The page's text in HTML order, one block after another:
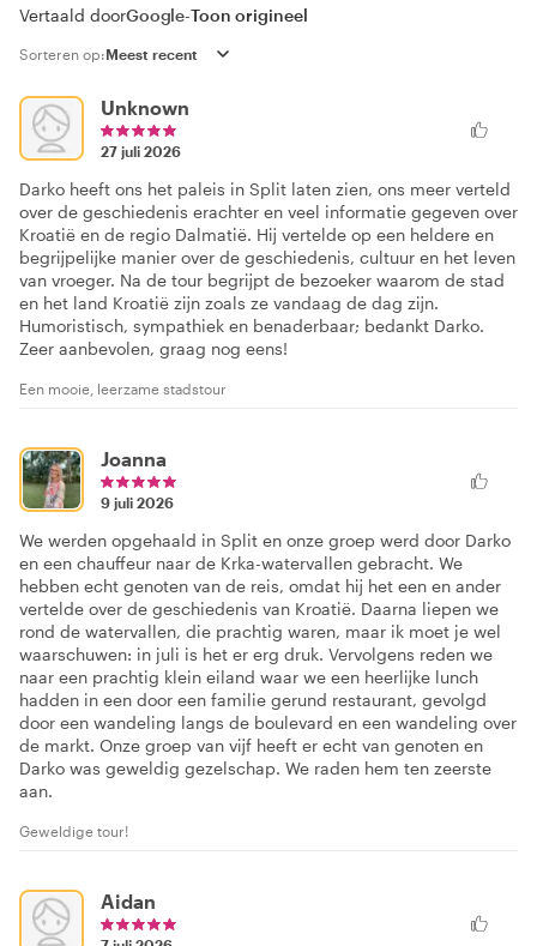
Vertaald doorGoogle-Toon origineel
Sorteren op:
Unknown
27 juli 2026
Darko heeft ons het paleis in Split laten zien, ons meer verteld
over de geschiedenis erachter en veel informatie gegeven over
Kroatië en de regio Dalmatië. Hij vertelde op een heldere en
begrijpelijke manier over de geschiedenis, cultuur en het leven
van vroeger. Na de tour begrijpt de bezoeker waarom de stad
en het land Kroatië zijn zoals ze vandaag de dag zijn.
Humoristisch, sympathiek en benaderbaar; bedankt Darko.
Zeer aanbevolen, graag nog eens!
Een mooie, leerzame stadstour
Joanna
9 juli 2026
We werden opgehaald in Split en onze groep werd door Darko
en een chauffeur naar de Krka-watervallen gebracht. We
hebben echt genoten van de reis, omdat hij het een en ander
vertelde over de geschiedenis van Kroatië. Daarna liepen we
rond de watervallen, die prachtig waren, maar ik moet je wel
waarschuwen: in juli is het er erg druk. Vervolgens reden we
naar een prachtig klein eiland waar we een heerlijke lunch
hadden in een door een familie gerund restaurant, gevolgd
door een wandeling langs de boulevard en een wandeling over
de markt. Onze groep van vijf heeft er echt van genoten en
Darko was geweldig gezelschap. We raden hem ten zeerste
aan.
Geweldige tour!
Aidan